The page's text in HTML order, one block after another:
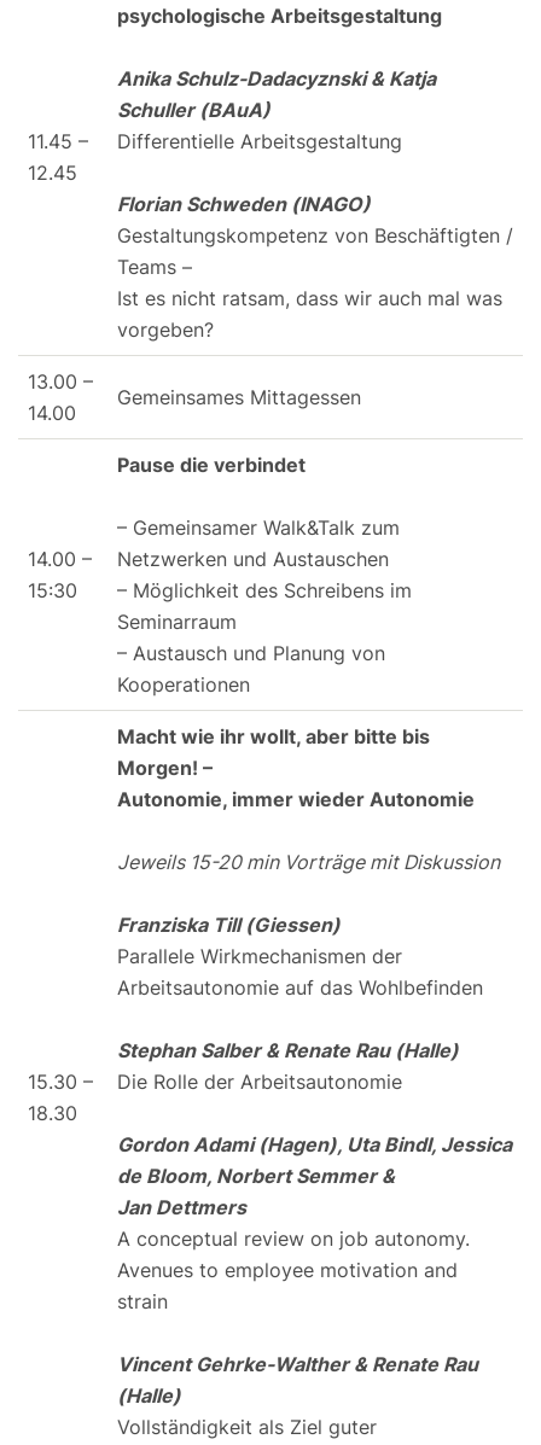
11.45 –
12.45
psychologische Arbeitsgestaltung
Anika Schulz-Dadacyznski & Katja
Schuller (BAuA)
Differentielle Arbeitsgestaltung
Florian Schweden (INAGO)
Gestaltungskompetenz von Beschäftigten /
Teams –
Ist es nicht ratsam, dass wir auch mal was
vorgeben?
13.00 –
14.00
Gemeinsames Mittagessen
14.00 –
15:30
Pause die verbindet
– Gemeinsamer Walk&Talk zum
Netzwerken und Austauschen
– Möglichkeit des Schreibens im
Seminarraum
– Austausch und Planung von
Kooperationen
15.30 –
18.30
Macht wie ihr wollt, aber bitte bis
Morgen! –
Autonomie, immer wieder Autonomie
Jeweils 15-20 min Vorträge mit Diskussion
Franziska Till (Giessen)
Parallele Wirkmechanismen der
Arbeitsautonomie auf das Wohlbefinden
Stephan Salber & Renate Rau (Halle)
Die Rolle der Arbeitsautonomie
Gordon Adami (Hagen), Uta Bindl, Jessica
de Bloom, Norbert Semmer &
Jan Dettmers
A conceptual review on job autonomy.
Avenues to employee motivation and
strain
Vincent Gehrke-Walther & Renate Rau
(Halle)
Vollständigkeit als Ziel guter